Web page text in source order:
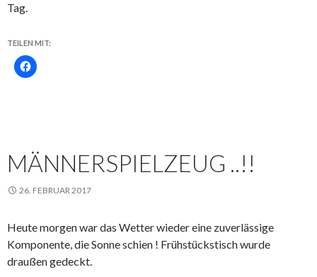
Tag.
TEILEN MIT:
MÄNNERSPIELZEUG ..!!
26. FEBRUAR 2017
Heute morgen war das Wetter wieder eine zuverlässige
Komponente, die Sonne schien ! Frühstückstisch wurde
draußen gedeckt.